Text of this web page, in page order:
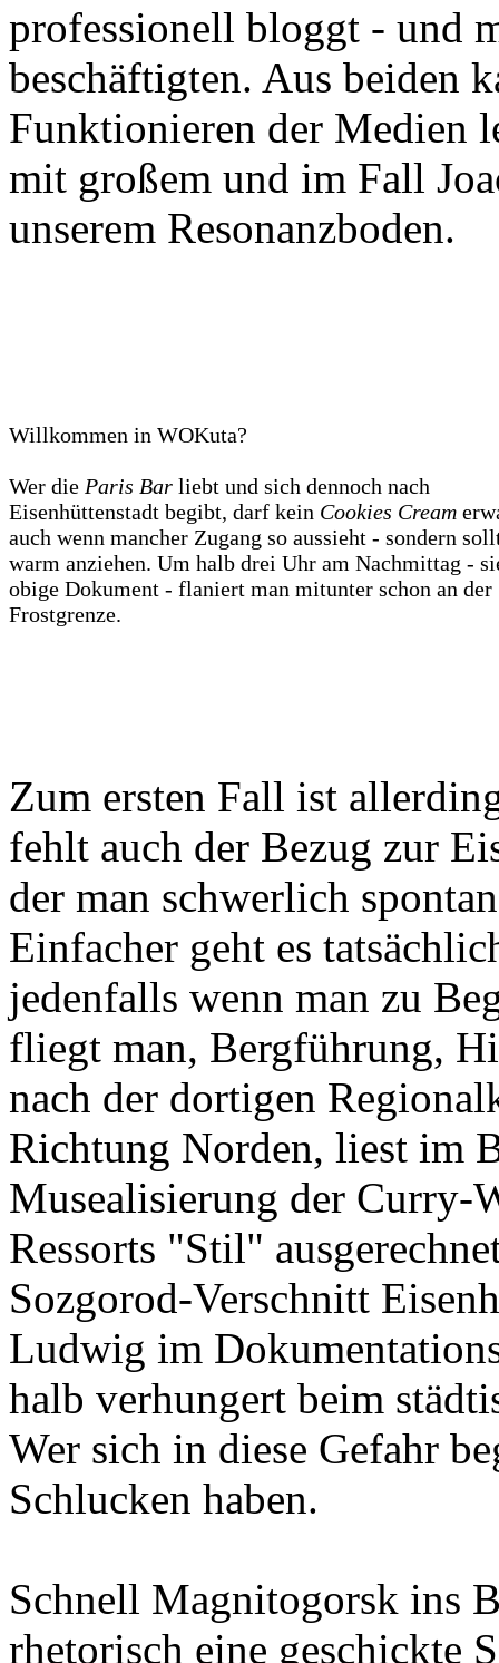
professionell bloggt - und
beschäftigten. Aus beiden
Funktionieren der Medien
mit großem und im Fall
unserem Resonanzboden.
Willkommen in WOKuta?
Wer die Paris Bar liebt und sich dennoch nach
Eisenhüttenstadt begibt, darf kein Cookies Cream
auch wenn mancher Zugang so aussieht - sondern
warm anziehen. Um halb drei Uhr am Nachmittag -
obige Dokument - flaniert man mitunter schon an der
Frostgrenze.
Zum ersten Fall ist
fehlt auch der Bezug zur
der man schwerlich
Einfacher geht es
jedenfalls wenn man zu
fliegt man, Bergführung,
nach der dortigen
Richtung Norden, liest im
Musealisierung der Curry-
Ressorts "Stil"
Sozgorod-Verschnitt
Ludwig im
halb verhungert beim
Wer sich in diese Gefahr
Schlucken haben.
Schnell Magnitogorsk ins
rhetorisch eine geschickte